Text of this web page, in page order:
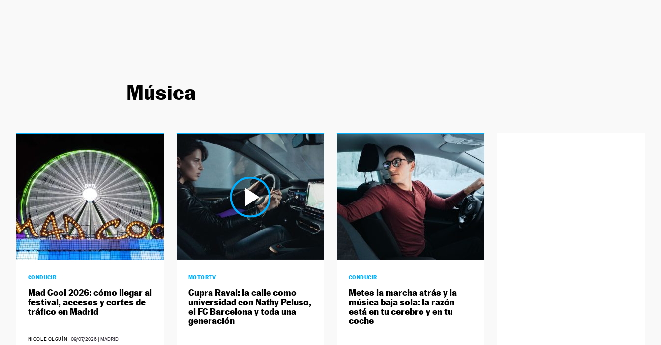
Música
CONDUCIR
Mad Cool 2026: cómo llegar al
festival, accesos y cortes de
tráfico en Madrid
NICOLE OLGUÍN |09/07/2026 | MADRID
MOTORTV
Cupra Raval: la calle como
universidad con Nathy Peluso,
el FC Barcelona y toda una
generación
CONDUCIR
Metes la marcha atrás y la
música baja sola: la razón
está en tu cerebro y en tu
coche